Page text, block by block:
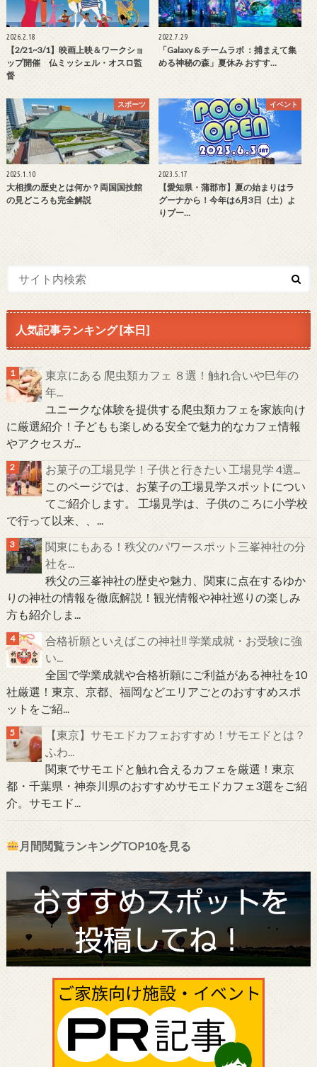
2026.2.18
【2/21~3/1】映画上映＆ワークショ
ップ開催 仏ミッシェル・オスロ監
督
2022.7.29
「Galaxy & チームラボ ：捕まえて集
める神秘の森」夏休み おすす…
スポーツ
2025.1.10
大相撲の歴史とは何か？両国国技館
の見どころも完全解説
イベント
2023.5.17
【愛知県・蒲郡市】夏の始まりはラ
グーナから！今年は6月3日（土）よ
りプー…
人気記事ランキング [本日]
東京にある 爬虫類カフェ ８選！触れ合いや巳年の
年...
ユニークな体験を提供する爬虫類カフェを家族向け
に厳選紹介！子どもも楽しめる安全で魅力的なカフェ情報
やアクセスガ...
お菓子の工場見学！子供と行きたい 工場見学 4選...
このページでは、お菓子の工場見学スポットについ
てご紹介します。 工場見学は、子供のころに小学校
で行って以来、、...
関東にもある！秩父のパワースポット三峯神社の分
社を...
秩父の三峯神社の歴史や魅力、関東に点在するゆか
りの神社の情報を徹底解説！観光情報や神社巡りの楽しみ
方も紹介しま...
合格祈願といえばこの神社‼ 学業成就・お受験に強
い...
全国で学業成就や合格祈願にご利益がある神社を10
社厳選！東京、京都、福岡などエリアごとのおすすめスポ
ットをご紹...
【東京】サモエドカフェおすすめ！サモエドとは？
ふわ...
関東でサモエドと触れ合えるカフェを厳選！東京
都・千葉県・神奈川県のおすすめサモエドカフェ3選をご紹
介。サモエド...
月間閲覧ランキングTOP10を見る